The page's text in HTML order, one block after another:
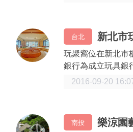
台北 新北市
玩聚窩位在新北市
銀行為成立玩具銀
2016-09-20
南投 樂涼園